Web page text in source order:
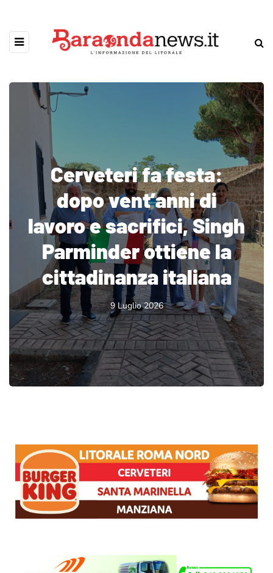
Cerveteri fa festa:
dopo vent’anni di
lavoro e sacrifici, Singh
Parminder ottiene la
cittadinanza italiana
9 Luglio 2026